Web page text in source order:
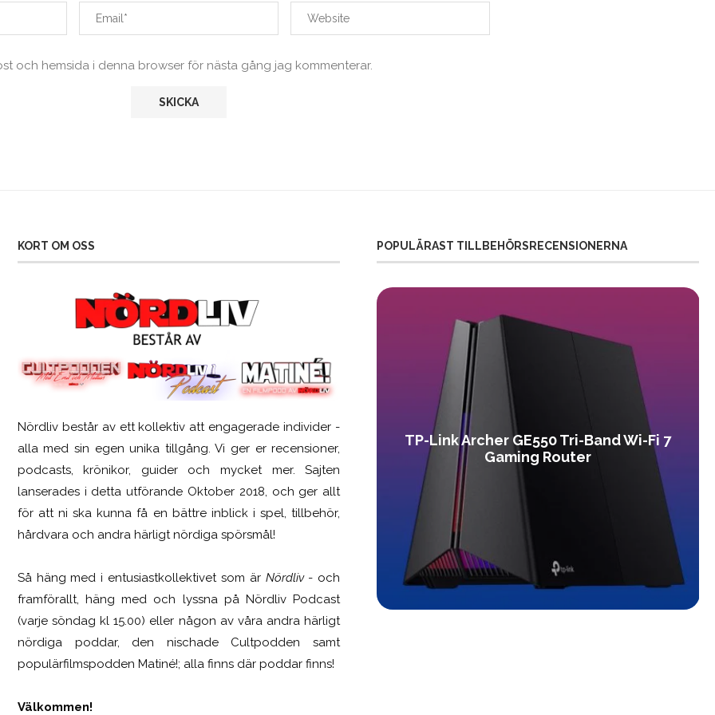
och hemsida i denna browser för nästa gång jag kommenterar.
KORT OM OSS
Nördliv består av ett kollektiv att engagerade individer -
alla med sin egen unika tillgång. Vi ger er recensioner,
podcasts, krönikor, guider och mycket mer. Sajten
lanserades i detta utförande Oktober 2018, och ger allt
för att ni ska kunna få en bättre inblick i spel, tillbehör,
hårdvara och andra härligt nördiga spörsmål!
Så häng med i entusiastkollektivet som är Nördliv- och
framförallt, häng med och lyssna på Nördliv Podcast
(varje söndag kl 15.00) eller någon av våra andra härligt
nördiga poddar, den nischade Cultpodden samt
populärfilmspodden Matiné!; alla finns där poddar finns!
Välkommen!
POPULÄRAST TILLBEHÖRSRECENSIONERNA
Logitech G316 X 98
TP-Link Archer GE550 Tri-Band Wi-Fi 7
Gaming Router